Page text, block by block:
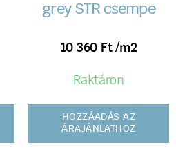
grey STR csempe
10 360 Ft /m2
Raktáron
HOZZÁADÁS AZ
ÁRAJÁNLATHOZ